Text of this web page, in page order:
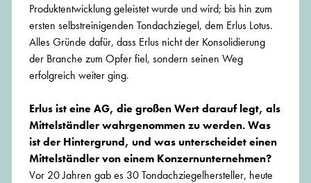
Produktentwicklung geleistet wurde und wird; bis hin zum
ersten selbstreinigenden Tondachziegel, dem Erlus Lotus.
Alles Gründe dafür, dass Erlus nicht der Konsolidierung
der Branche zum Opfer fiel, sondern seinen Weg
erfolgreich weiter ging.
Erlus ist eine AG, die großen Wert darauf legt, als
Mittelständler wahrgenommen zu werden. Was
ist der Hintergrund, und was unterscheidet einen
Mittelständler von einem Konzernunternehmen?
Vor 20 Jahren gab es 30 Tondachziegelhersteller, heute